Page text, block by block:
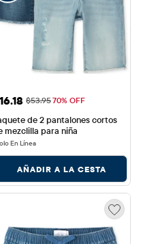
de venta: $16.18
Precio original: $53.95
$53.9570% OFF
de 2 pantalones cortos
mezclilla para niña
En Línea
AÑADIR A LA CESTA